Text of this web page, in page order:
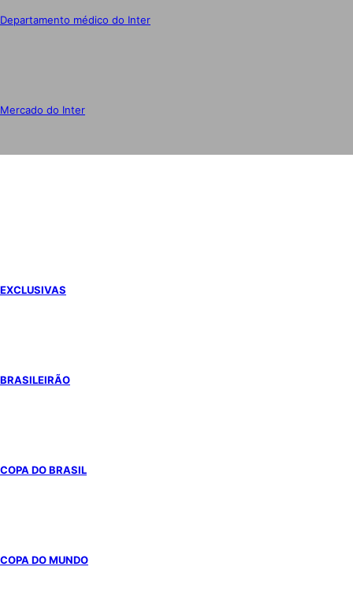
Departamento médico do Inter
Mercado do Inter
EXCLUSIVAS
BRASILEIRÃO
COPA DO BRASIL
COPA DO MUNDO